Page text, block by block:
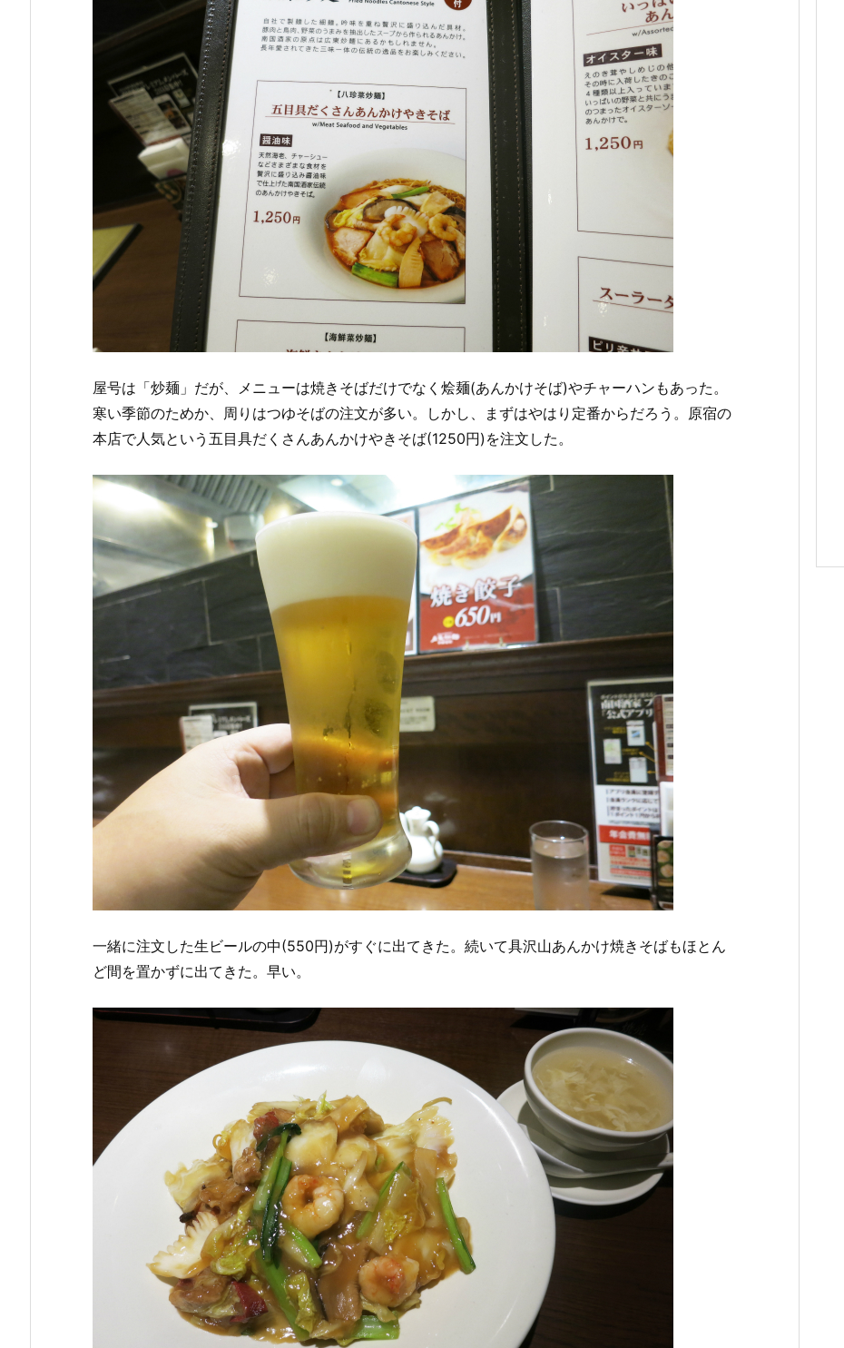
屋号は「炒麺」だが、メニューは焼きそばだけでなく烩麺(あんかけそば)やチャーハンもあった。
寒い季節のためか、周りはつゆそばの注文が多い。しかし、まずはやはり定番からだろう。原宿の
本店で人気という五目具だくさんあんかけやきそば(1250円)を注文した。
一緒に注文した生ビールの中(550円)がすぐに出てきた。続いて具沢山あんかけ焼きそばもほとん
ど間を置かずに出てきた。早い。